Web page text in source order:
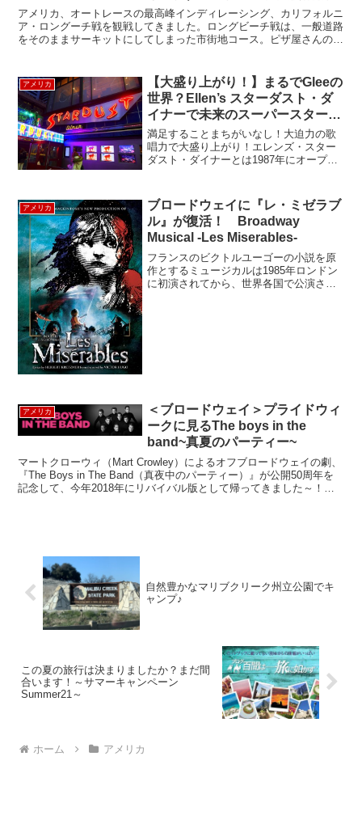
アメリカ、オートレースの最高峰インディレーシング、カリフォルニ
ア・ロングーチ戦を観戦してきました。ロングビーチ戦は、一般道路
をそのままサーキットにしてしまった市街地コース。ピザ屋さんの前
アメリカ
【大盛り上がり！】まるでGleeの
世界？Ellen’s スターダスト・ダ
イナーで未来のスーパースターに
会いに行こう！
満足することまちがいなし！大迫力の歌
唱力で大盛り上がり！エレンズ・スター
ダスト・ダイナーとは1987年にオープン
演していた方々！ブロードウェイに行列
のできているお店を...
アメリカ
ブロードウェイに『レ・ミゼラブ
ル』が復活！ Broadway
Musical -Les Miserables-
フランスのビクトルユーゴーの小説を原
作とするミュージカルは1985年ロンドン
に初演されてから、世界各国で公演され
アメリカ
＜ブロードウェイ＞プライドウィ
ークに見るThe boys in the
band~真夏のパーティー~
マートクローウィ（Mart Crowley）によるオフブロードウェイの劇、
『The Boys in The Band（真夜中のパーティー）』が公開50周年を
記念して、今年2018年にリバイバル版として帰ってきました～！プ
自然豊かなマリブクリーク州立公園でキ
ャンプ♪
この夏の旅行は決まりましたか？まだ間
合います！～サマーキャンペーン
Summer21～
ホーム アメリカ